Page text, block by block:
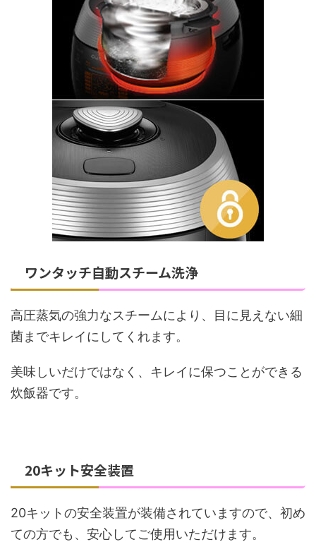
ワンタッチ自動スチーム洗浄
高圧蒸気の強力なスチームにより、目に見えない細
菌までキレイにしてくれます。
美味しいだけではなく、キレイに保つことができる
炊飯器です。
20キット安全装置
20キットの安全装置が装備されていますので、初め
ての方でも、安心してご使用いただけます。